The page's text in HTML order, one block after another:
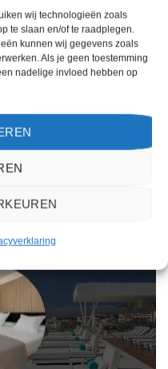
wij technologieën zoals
te slaan en/of te raadplegen.
kunnen wij gegevens zoals
Als je geen toestemming
nadelige invloed hebben op
Gewaardeerd
4uit 5
817,00
Marvell Club Hotel & Apartments is
een 4 sterren accommodatie in San
Antonio. U boekt deze reis direct bij
PRIJZEN EN BOEKEN